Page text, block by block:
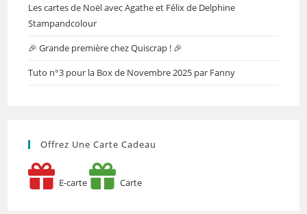
Les cartes de Noël avec Agathe et Félix de Delphine
Stampandcolour
🎉 Grande première chez Quiscrap ! 🎉
Tuto n°3 pour la Box de Novembre 2025 par Fanny
Offrez Une Carte Cadeau
E-carte Carte